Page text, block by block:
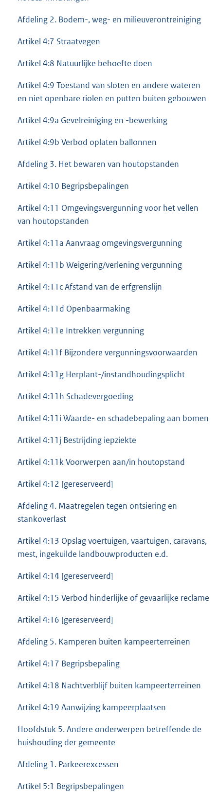
Afdeling 2. Bodem-, weg- en milieuverontreiniging
Artikel 4:7 Straatvegen
Artikel 4:8 Natuurlijke behoefte doen
Artikel 4:9 Toestand van sloten en andere wateren
en niet openbare riolen en putten buiten gebouwen
Artikel 4:9a Gevelreiniging en -bewerking
Artikel 4:9b Verbod oplaten ballonnen
Afdeling 3. Het bewaren van houtopstanden
Artikel 4:10 Begripsbepalingen
Artikel 4:11 Omgevingsvergunning voor het vellen
van houtopstanden
Artikel 4:11a Aanvraag omgevingsvergunning
Artikel 4:11b Weigering/verlening vergunning
Artikel 4:11c Afstand van de erfgrenslijn
Artikel 4:11d Openbaarmaking
Artikel 4:11e Intrekken vergunning
Artikel 4:11f Bijzondere vergunningsvoorwaarden
Artikel 4:11g Herplant-/instandhoudingsplicht
Artikel 4:11h Schadevergoeding
Artikel 4:11i Waarde- en schadebepaling aan bomen
Artikel 4:11j Bestrijding iepziekte
Artikel 4:11k Voorwerpen aan/in houtopstand
Artikel 4:12 [gereserveerd]
Afdeling 4. Maatregelen tegen ontsiering en
stankoverlast
Artikel 4:13 Opslag voertuigen, vaartuigen, caravans,
mest, ingekuilde landbouwproducten e.d.
Artikel 4:14 [gereserveerd]
Artikel 4:15 Verbod hinderlijke of gevaarlijke reclame
Artikel 4:16 [gereserveerd]
Afdeling 5. Kamperen buiten kampeerterreinen
Artikel 4:17 Begripsbepaling
Artikel 4:18 Nachtverblijf buiten kampeerterreinen
Artikel 4:19 Aanwijzing kampeerplaatsen
Hoofdstuk 5. Andere onderwerpen betreffende de
huishouding der gemeente
Afdeling 1. Parkeerexcessen
Artikel 5:1 Begripsbepalingen